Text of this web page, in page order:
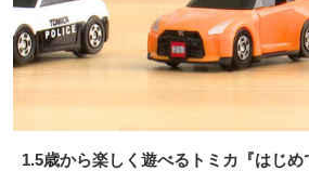
1.5歳から楽しく遊べるトミカ『はじめ